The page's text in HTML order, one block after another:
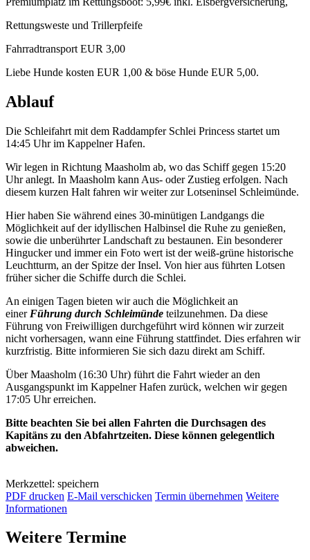
Rettungsweste und Trillerpfeife
Fahrradtransport EUR 3,00
Liebe Hunde kosten EUR 1,00 & böse Hunde EUR 5,00.
Ablauf
Die Schleifahrt mit dem Raddampfer Schlei Princess startet um
14:45 Uhr im Kappelner Hafen.
Wir legen in Richtung Maasholm ab, wo das Schiff gegen 15:20
Uhr anlegt. In Maasholm kann Aus- oder Zustieg erfolgen. Nach
diesem kurzen Halt fahren wir weiter zur Lotseninsel Schleimünde.
Hier haben Sie während eines 30-minütigen Landgangs die
Möglichkeit auf der idyllischen Halbinsel die Ruhe zu genießen,
sowie die unberührter Landschaft zu bestaunen. Ein besonderer
Hingucker und immer ein Foto wert ist der weiß-grüne historische
Leuchtturm, an der Spitze der Insel. Von hier aus führten Lotsen
früher sicher die Schiffe durch die Schlei.
An einigen Tagen bieten wir auch die Möglichkeit an
einer Führung durch Schleimünde teilzunehmen. Da diese
Führung von Freiwilligen durchgeführt wird können wir zurzeit
nicht vorhersagen, wann eine Führung stattfindet. Dies erfahren wir
kurzfristig. Bitte informieren Sie sich dazu direkt am Schiff.
Über Maasholm (16:30 Uhr) führt die Fahrt wieder an den
Ausgangspunkt im Kappelner Hafen zurück, welchen wir gegen
17:05 Uhr erreichen.
Bitte beachten Sie bei allen Fahrten die Durchsagen des
Kapitäns zu den Abfahrtzeiten. Diese können gelegentlich
abweichen.
Merkzettel: speichern
PDF drucken E-Mail verschicken Termin übernehmen Weitere
Informationen
Weitere Termine